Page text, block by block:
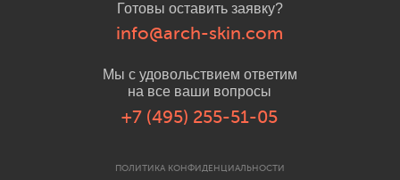
Готовы оставить заявку?
info@arch-skin.com
Мы с удовольствием ответим
на все ваши вопросы
+7 (495) 255-51-05
ПОЛИТИКА КОНФИДЕНЦИАЛЬНОСТИ